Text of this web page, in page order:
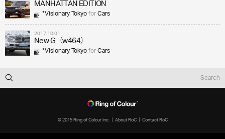
MANHATTAN EDITION
*Visionary TokyoforCars
2017.10.01
New G（w464）
*Visionary TokyoforCars
© 2015 Ring of Colour Inc. About RoC Contact RoC